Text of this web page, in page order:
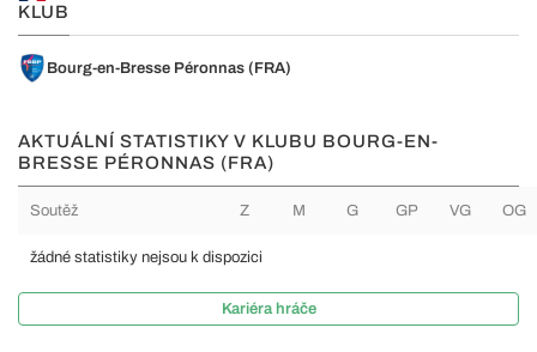
KLUB
Bourg-en-Bresse Péronnas (FRA)
AKTUÁLNÍ STATISTIKY V KLUBU BOURG-EN-
BRESSE PÉRONNAS (FRA)
Soutěž Z M G GP VG OG
žádné statistiky nejsou k dispozici
Kariéra hráče